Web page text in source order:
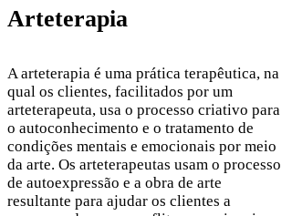
Arteterapia
A arteterapia é uma prática terapêutica, na
qual os clientes, facilitados por um
arteterapeuta, usa o processo criativo para
o autoconhecimento e o tratamento de
condições mentais e emocionais por meio
da arte. Os arteterapeutas usam o processo
de autoexpressão e a obra de arte
resultante para ajudar os clientes a